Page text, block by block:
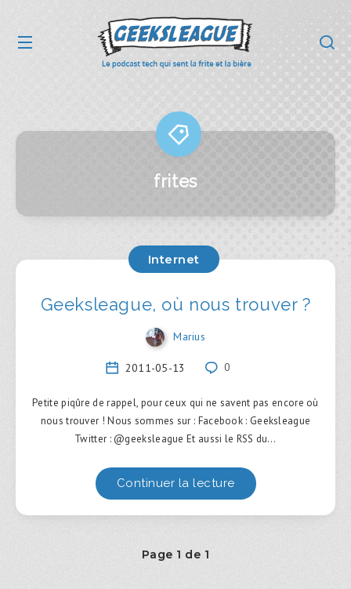
frites
Internet
Geeksleague, où nous trouver ?
Marius
2011-05-13 0
Petite piqûre de rappel, pour ceux qui ne savent pas encore où
nous trouver ! Nous sommes sur : Facebook : Geeksleague
Twitter : @geeksleague Et aussi le RSS du…
Continuer la lecture
Page 1 de 1